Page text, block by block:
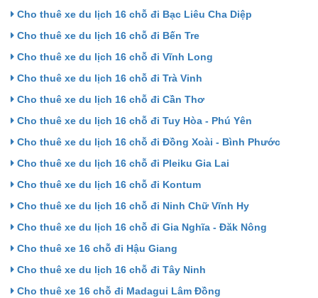
Cho thuê xe du lịch 16 chỗ đi Bạc Liêu Cha Diệp
Cho thuê xe du lịch 16 chỗ đi Bến Tre
Cho thuê xe du lịch 16 chỗ đi Vĩnh Long
Cho thuê xe du lịch 16 chỗ đi Trà Vinh
Cho thuê xe du lịch 16 chỗ đi Cần Thơ
Cho thuê xe du lịch 16 chỗ đi Tuy Hòa - Phú Yên
Cho thuê xe du lịch 16 chỗ đi Đồng Xoài - Bình Phước
Cho thuê xe du lịch 16 chỗ đi Pleiku Gia Lai
Cho thuê xe du lịch 16 chỗ đi Kontum
Cho thuê xe du lịch 16 chỗ đi Ninh Chữ Vĩnh Hy
Cho thuê xe du lịch 16 chỗ đi Gia Nghĩa - Đăk Nông
Cho thuê xe 16 chỗ đi Hậu Giang
Cho thuê xe du lịch 16 chỗ đi Tây Ninh
Cho thuê xe 16 chỗ đi Madagui Lâm Đồng